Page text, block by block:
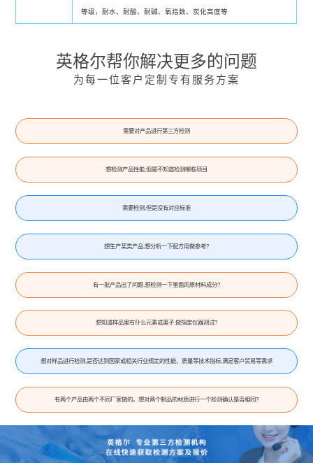
等级，耐水、耐酸、耐碱、氧指数、炭化高度等
英格尔帮你解决更多的问题
为每一位客户定制专有服务方案
需要对产品进行第三方检测
想检测产品性能,但是不知道检测哪些项目
需要检测,但是没有对应标准
想生产某类产品,想分析一下配方用做参考?
有一批产品出了问题,想检测一下里面的原材料成分?
想知道样品里有什么元素或离子,做指定仪器测试?
想对样品进行检测,是否达到国家或相关行业规定的性能、质量等技术指标,满足客户贸易等需求
有两个产品由两个不同厂家做的。想对两个制品的材质进行一个检测确认是否相同?